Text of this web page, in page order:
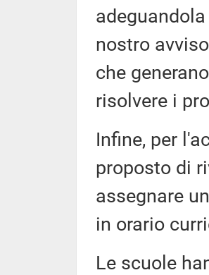
nostro
che
risolvere i
Infine, per
proposto di
assegnare
in orario
Le scuole